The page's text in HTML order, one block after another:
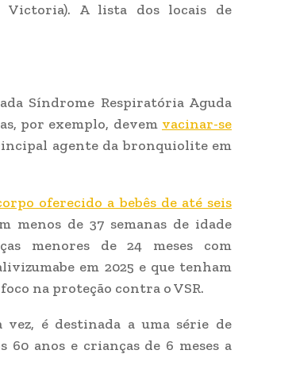
Victoria). A lista dos locais de
Síndrome Respiratória Aguda
por exemplo, devem vacinar-se
agente da bronquiolite em
oferecido a bebês de até seis
menos de 37 semanas de idade
menores de 24 meses com
em 2025 e que tenham
na proteção contra o VSR.
vez, é destinada a uma série de
anos e crianças de 6 meses a